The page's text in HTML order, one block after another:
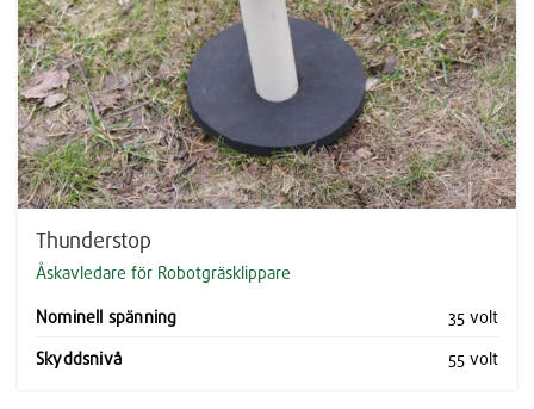
Thunderstop
Åskavledare för Robotgräsklippare
Nominell spänning 35 volt
Skyddsnivå 55 volt